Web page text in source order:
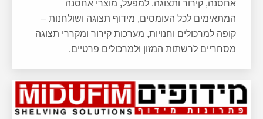
אחסנה, קירור ותצוגה. למפעל, מוצרי אחסנה
המתאימים לכל העומסים, מידוף תצוגה ושולחנות –
קופה למרכולים וחנויות, מערכות קירור ומקררי תצוגה
מסחריים לרשתות המזון ולמרכולים פרטיים.